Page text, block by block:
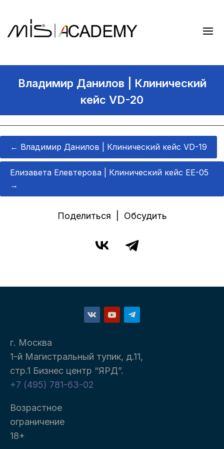
Владимир Данилов | Клинический
кейс VD-20
← Владимир Данилов | Клинический кейс VD-19
Елизавета Елевтерова | Клинический кейс EE-05
→
Поделиться | Обсудить
г. Москва
1-й Магистральный тупик, д.11,
стр.1 Бизнес центр “ЯРД”.
+7 (495) 781-63-02
Возрастное
ограничение
18+